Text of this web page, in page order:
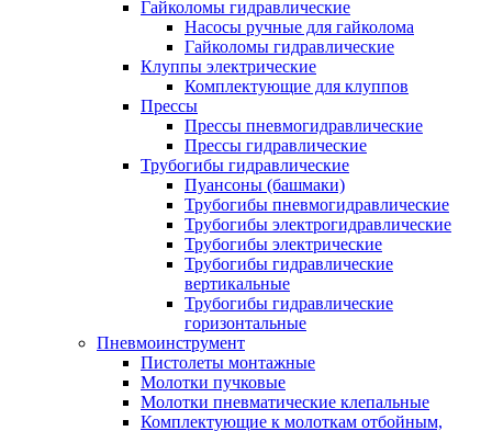
Гайколомы гидравлические
Насосы ручные для гайколома
Гайколомы гидравлические
Клуппы электрические
Комплектующие для клуппов
Прессы
Прессы пневмогидравлические
Прессы гидравлические
Трубогибы гидравлические
Пуансоны (башмаки)
Трубогибы пневмогидравлические
Трубогибы электрогидравлические
Трубогибы электрические
Трубогибы гидравлические
вертикальные
Трубогибы гидравлические
горизонтальные
Пневмоинструмент
Пистолеты монтажные
Молотки пучковые
Молотки пневматические клепальные
Комплектующие к молоткам отбойным,